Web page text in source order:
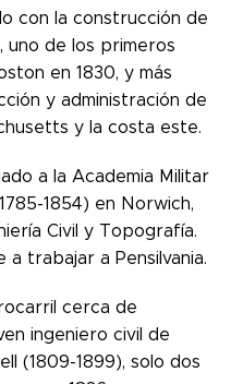
con la construcción de
uno de los primeros
en 1830, y más
y administración de
y la costa este.
a la Academia Militar
1854) en Norwich,
Civil y Topografía.
a trabajar a Pensilvania.
cerca de
ingeniero civil de
(1809-1899), solo dos